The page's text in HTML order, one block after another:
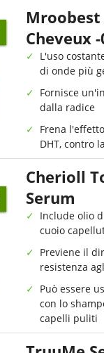
Cheveux -
L'uso
di onde più
Fornisce
dalla radice
Frena
DHT, contro
Cherioll
Serum
Include olio
cuoio
Previene il
resistenza
Può essere
con lo
capelli puliti